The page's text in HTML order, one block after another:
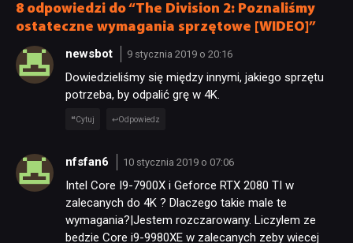
8 odpowiedzi do “The Division 2: Poznaliśmy
ostateczne wymagania sprzętowe [WIDEO]”
newsbot 9 stycznia 2019 o 20:16
Dowiedzieliśmy się między innymi, jakiego sprzętu
potrzeba, by odpalić grę w 4K.
Cytuj Odpowiedz
nfsfan6 10 stycznia 2019 o 07:06
Intel Core I9-7900X i Geforce RTX 2080 TI w
zalecanych do 4K ? Dlaczego takie male te
wymagania?|Jestem rozczarowany. Liczylem ze
bedzie Core i9-9980XE w zalecanych zeby wiecej